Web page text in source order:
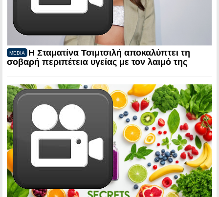
MEDIA
Η Σταματίνα Τσιμτσιλή αποκαλύπτει τη
σοβαρή περιπέτεια υγείας με τον λαιμό της